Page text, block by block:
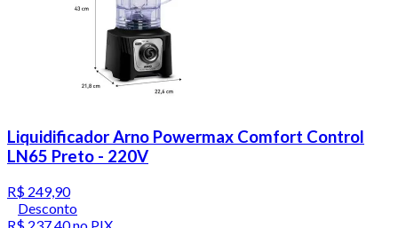
Liquidificador Arno Powermax Comfort Control
LN65 Preto - 220V
R$ 249,90
Desconto